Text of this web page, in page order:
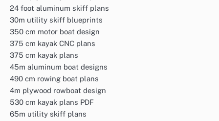
24 foot aluminum skiff plans
30m utility skiff blueprints
350 cm motor boat design
375 cm kayak CNC plans
375 cm kayak plans
45m aluminum boat designs
490 cm rowing boat plans
4m plywood rowboat design
530 cm kayak plans PDF
65m utility skiff plans